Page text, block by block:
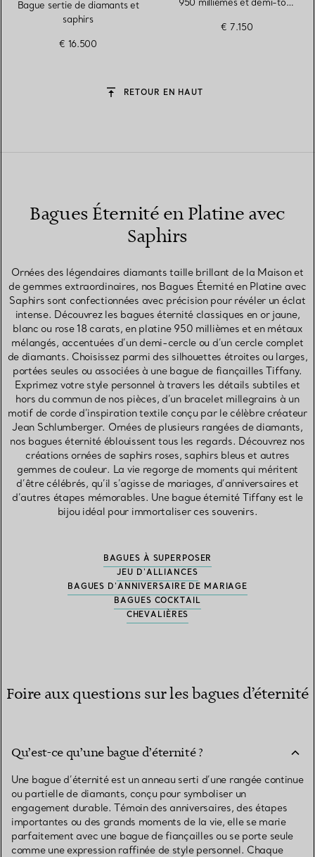
Bague sertie de diamants et
saphirs
€ 16.500
€ 7.150
RETOUR EN HAUT
Bagues Éternité en Platine avec
Saphirs
Ornées des légendaires diamants taille brillant de la Maison et
de gemmes extraordinaires, nos Bagues Éternité en Platine avec
Saphirs sont confectionnées avec précision pour révéler un éclat
intense. Découvrez les bagues éternité classiques en or jaune,
blanc ou rose 18 carats, en platine 950 millièmes et en métaux
mélangés, accentuées d’un demi-cercle ou d’un cercle complet
de diamants. Choisissez parmi des silhouettes étroites ou larges,
portées seules ou associées à une bague de fiançailles Tiffany.
Exprimez votre style personnel à travers les détails subtiles et
hors du commun de nos pièces, d’un bracelet millegrains à un
motif de corde d’inspiration textile conçu par le célèbre créateur
Jean Schlumberger. Ornées de plusieurs rangées de diamants,
nos bagues éternité éblouissent tous les regards. Découvrez nos
créations ornées de saphirs roses, saphirs bleus et autres
gemmes de couleur. La vie regorge de moments qui méritent
d’être célébrés, qu’il s’agisse de mariages, d’anniversaires et
d’autres étapes mémorables. Une bague éternité Tiffany est le
bijou idéal pour immortaliser ces souvenirs.
BAGUES À SUPERPOSER
JEU D'ALLIANCES
BAGUES D'ANNIVERSAIRE DE MARIAGE
BAGUES COCKTAIL
CHEVALIÈRES
Foire aux questions sur les bagues d’éternité
Qu’est-ce qu’une bague d’éternité ?
Une bague d’éternité est un anneau serti d’une rangée continue
ou partielle de diamants, conçu pour symboliser un
engagement durable. Témoin des anniversaires, des étapes
importantes ou des grands moments de la vie, elle se marie
parfaitement avec une bague de fiançailles ou se porte seule
comme une expression raffinée de style personnel. Chaque